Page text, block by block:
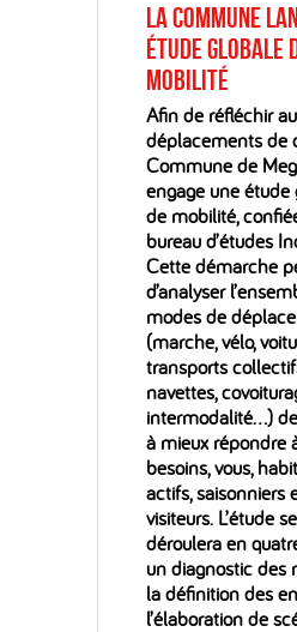
La Commune
étude globale
mobilité
Afin de réfléchir
déplacements de
Commune de
engage une étude
de mobilité,
bureau d’études
Cette démarche
d’analyser
modes de
(marche, vélo,
transports
navettes,
intermodalité…)
à mieux répondre
besoins, vous,
actifs, saisonniers
visiteurs. L’étude se
déroulera en
un diagnostic des
la définition des
l’élaboration de